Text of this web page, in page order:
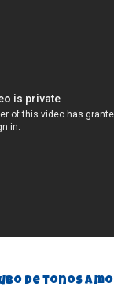
de tonos a